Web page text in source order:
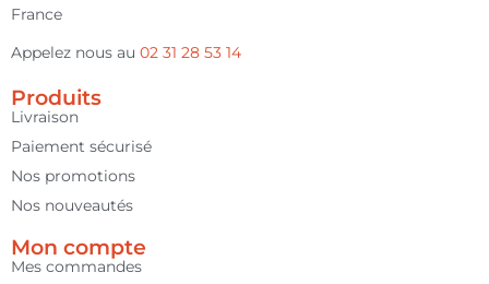
France
Appelez nous au 02 31 28 53 14
Produits
Livraison
Paiement sécurisé
Nos promotions
Nos nouveautés
Mon compte
Mes commandes